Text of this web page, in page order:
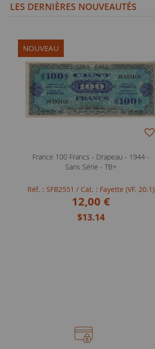
LES DERNIÈRES NOUVEAUTÉS
NOUVEAU
France 100 Francs - Drapeau - 1944 -
Sans Série - TB+
Réf. : SFB2551 / Cat. : Fayette (VF. 20.1)
12,00 €
$13.14